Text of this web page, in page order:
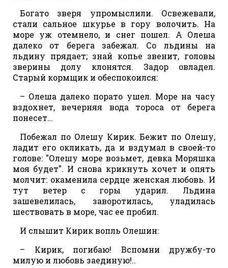
Богато зверя упромыслили. Освежевали,
стали сальное шкурье в гору волочить. На
море уж отемнело, и снег пошел. А Олеша
далеко от берега забежал. Со льдины на
льдину прядает; знай копье звенит, головы
зверины долу клонятся. Задор овладел.
Старый кормщик и обеспокоился:
– Олеша далеко порато ушел. Море на часу
вздохнет, вечерняя вода тороса от берега
понесет…
Побежал по Олешу Кирик. Бежит по Олешу,
ладит его окликать, да и вздумал в своей-то
голове: "Олешу море возьмет, девка Моряшка
моя будет". И снова крикнуть хочет и опять
молчит: окаменила сердце женская любовь. И
тут ветер с горы ударил. Льдина
зашевелилась, заворотилась, уладилась
шествовать в море, час ее пробил.
И слышит Кирик вопль Олешин:
– Кирик, погибаю! Вспомни дружбу-то
милую и любовь заединую!..